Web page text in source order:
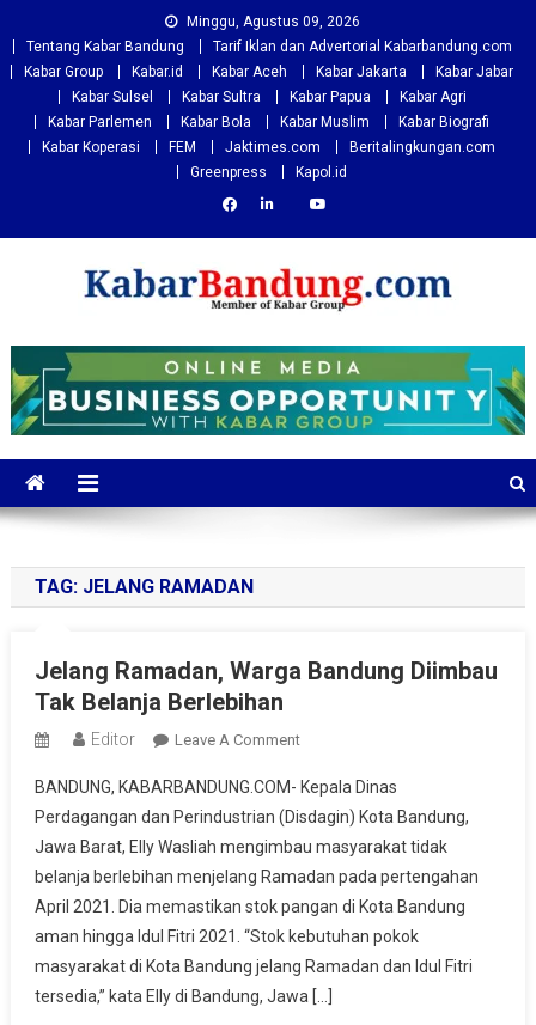
to
content
Minggu, Agustus 09, 2026
Tentang Kabar Bandung
Tarif Iklan dan Advertorial Kabarbandung.com
Kabar Group
Kabar.id Kabar Aceh Kabar Jakarta
Kabar Jabar
Kabar Sulsel
Kabar Sultra Kabar Papua
Kabar Agri
Kabar Parlemen
Kabar Bola Kabar Muslim
Kabar Biografi
Kabar Koperasi
FEM Jaktimes.com
Beritalingkungan.com
Greenpress
Kapol.id
Kabarbandung.com
TAG: JELANG RAMADAN
Jelang Ramadan, Warga Bandung Diimbau
Tak Belanja Berlebihan
Editor Leave A CommentOn
Ramadan,
Warga
Bandung
Diimbau
Tak
Belanja
Berlebihan
BANDUNG, KABARBANDUNG.COM- Kepala Dinas
Perdagangan dan Perindustrian (Disdagin) Kota Bandung,
Jawa Barat, Elly Wasliah mengimbau masyarakat tidak
belanja berlebihan menjelang Ramadan pada pertengahan
April 2021. Dia memastikan stok pangan di Kota Bandung
aman hingga Idul Fitri 2021. “Stok kebutuhan pokok
masyarakat di Kota Bandung jelang Ramadan dan Idul Fitri
tersedia,” kata Elly di Bandung, Jawa […]